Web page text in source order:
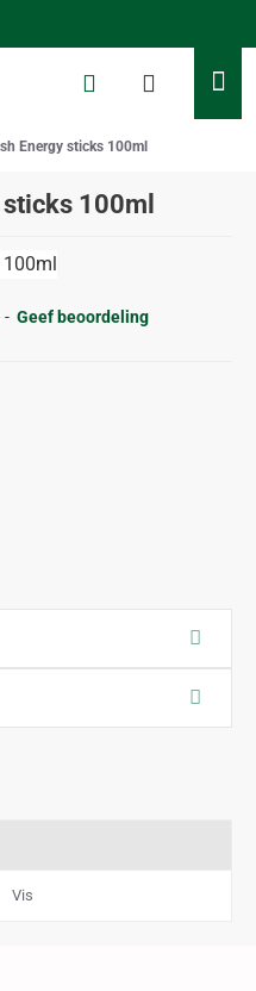
100ml
Energy sticks 100ml
- Geef beoordeling
Vis